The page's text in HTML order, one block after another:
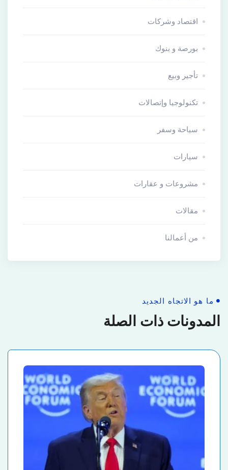
اقتصاد وشركات
بورصة و بنوك
تأجير وبيع
تكنولوجيا وإتصالات
سياحة وسفر
سيارات
مشروعات و عقارات
مقالات
من أعمالنا
ما هو الاتجاه الجديد
المدونات ذات الصلة